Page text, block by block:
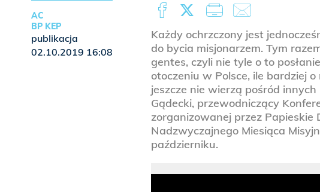
Każdy ochrzczony jest
do bycia misjonarzem. Tym
gentes, czyli nie tyle o to
otoczeniu w Polsce, ile bardziej
jeszcze nie wierzą pośród
Gądecki, przewodniczący
zorganizowanej przez Papieskie
Nadzwyczajnego Miesiąca
październiku.
AC
BP KEP
publikacja
02.10.2019 16:08